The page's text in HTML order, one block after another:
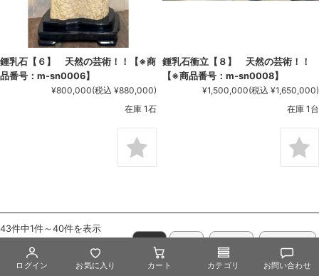
ログイン お気に入り カート カテゴリ お問い合わせ
鍾乳石【６】 天然の芸術！！【※商
品番号：m-sn0006】
¥800,000(税込 ¥880,000)
在庫 1石
鍾乳石衝立【８】 天然の芸術！！
【※商品番号：m-sn0008】
¥1,500,000(税込 ¥1,650,000)
在庫 1台
43件中1件～40件を表示
次へ 最後へ